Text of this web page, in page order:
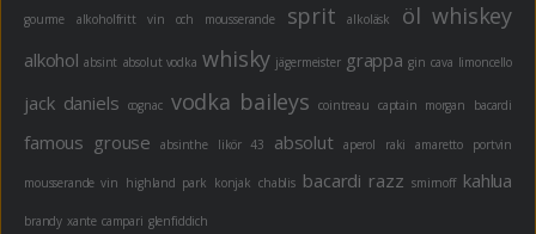
gourme alkoholfritt vin och mousserande sprit alkoläsk öl whiskey
alkohol absint absolut vodka whisky jägermeister grappa gin cava limoncello
jack daniels cognac vodka baileys cointreau captain morgan bacardi
famous grouse absinthe likör 43 absolut aperol raki amaretto portvin
mousserande vin highland park konjak chablis bacardi razz smirnoff kahlua
brandy xante campari glenfiddich